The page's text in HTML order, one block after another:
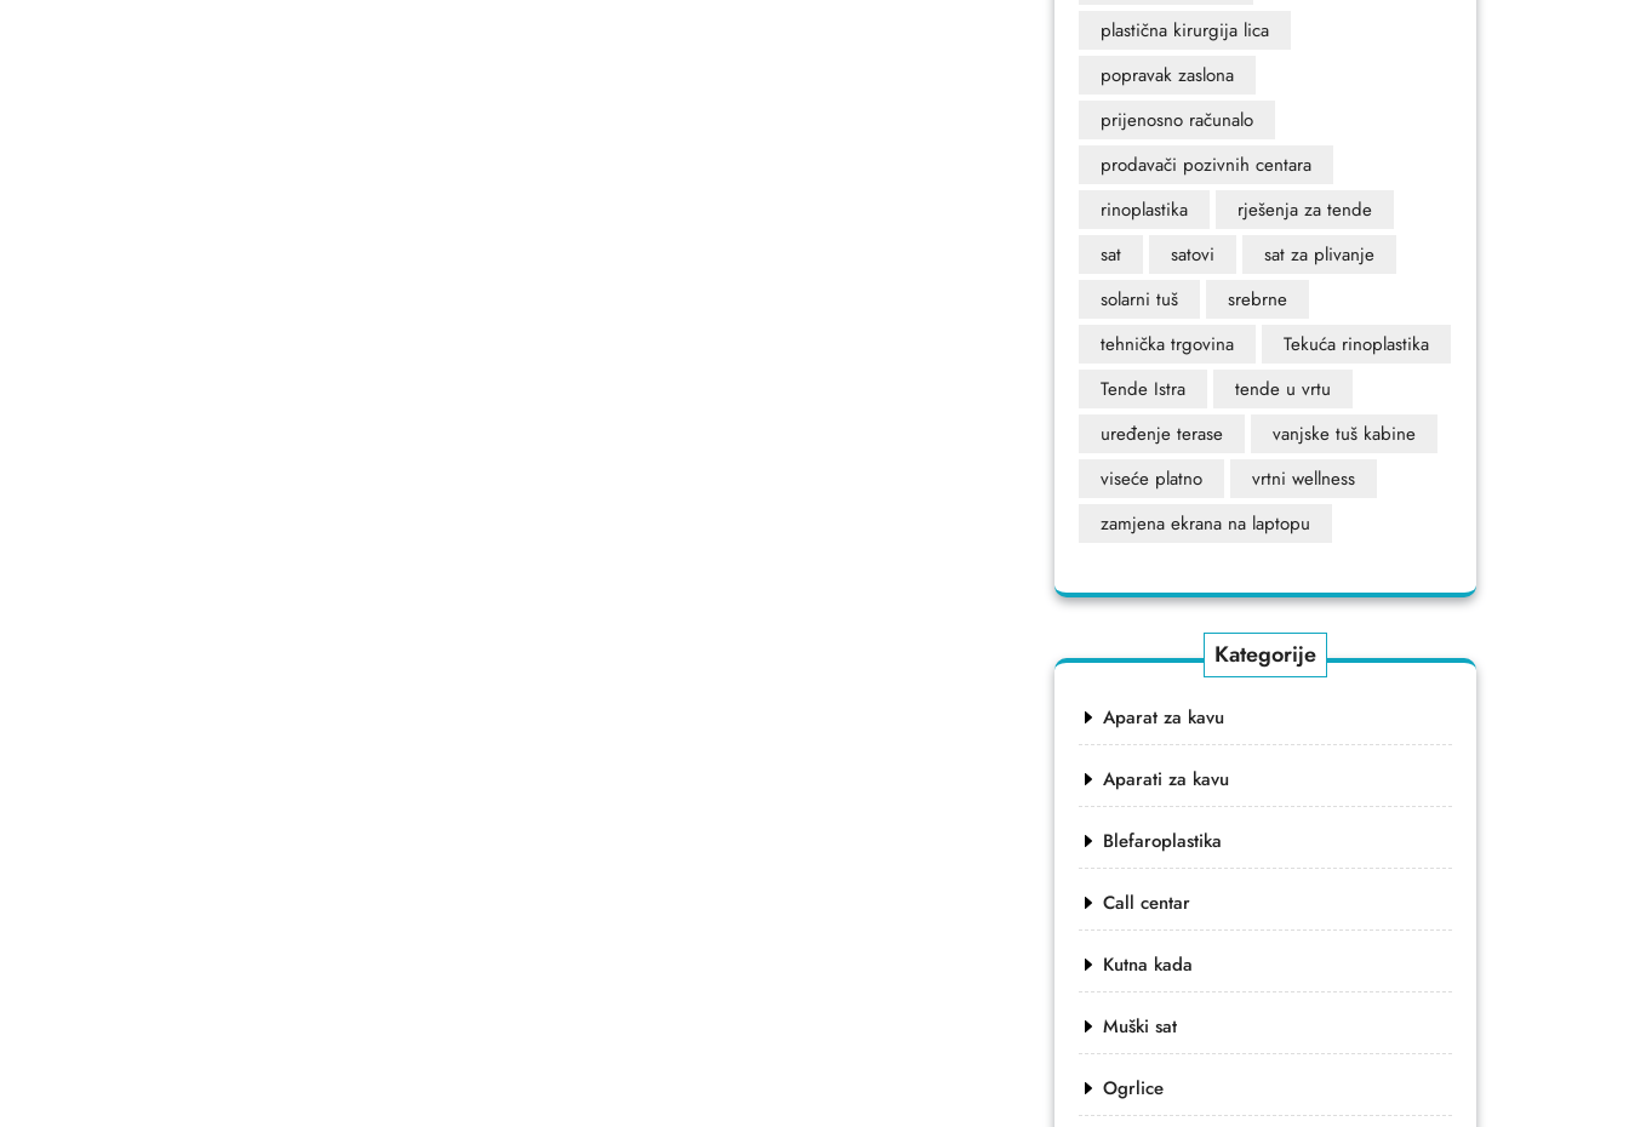
plastična kirurgija lica
popravak zaslona
prijenosno računalo
prodavači pozivnih centara
rinoplastika
rješenja za tende
sat
satovi
sat za plivanje
solarni tuš
srebrne
tehnička trgovina
Tekuća rinoplastika
Tende Istra
tende u vrtu
uređenje terase
vanjske tuš kabine
viseće platno
vrtni wellness
zamjena ekrana na laptopu
Kategorije
Aparat za kavu
Aparati za kavu
Blefaroplastika
Call centar
Kutna kada
Muški sat
Ogrlice